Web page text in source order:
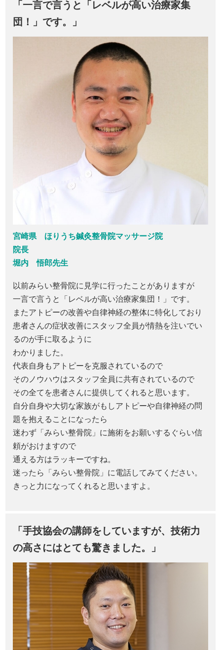
「一言で言うと「レベルが高い治療家集
団！」です。」
宮崎県 ほりうち鍼灸整骨院マッサージ院
院長
堀内 悟郎先生
以前みらい整骨院に見学に行ったことがありますが
一言で言うと「レベルが高い治療家集団！」です。
またアトピーの改善や自律神経の整体に特化しており
患者さんの症状改善にスタッフ全員が情熱を注いでい
るのが手に取るように
わかりました。
代表自身もアトピーを克服されているので
そのノウハウはスタッフ全員に共有されているので
その全てを患者さんに提供してくれると思います。
自分自身や大切な家族がもしアトピーや自律神経の問
題を抱えることになったら
迷わず「みらい整骨院」に施術をお願いするぐらい信
頼がおけますので
通える方はラッキーですね。
迷ったら「みらい整骨院」に電話してみてください。
きっと力になってくれると思いますよ。
「手技協会の講師をしていますが、技術力
の高さにはとても驚きました。」